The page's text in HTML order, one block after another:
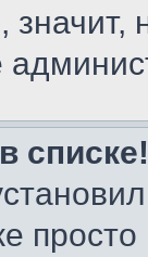
списке!